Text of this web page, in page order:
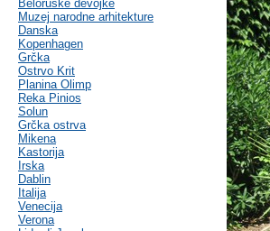
Beloruske devojke
Muzej narodne arhitekture
Danska
Kopenhagen
Grčka
Ostrvo Krit
Planina Olimp
Reka Pinios
Solun
Grčka ostrva
Mikena
Kastorija
Irska
Dablin
Italija
Venecija
Verona